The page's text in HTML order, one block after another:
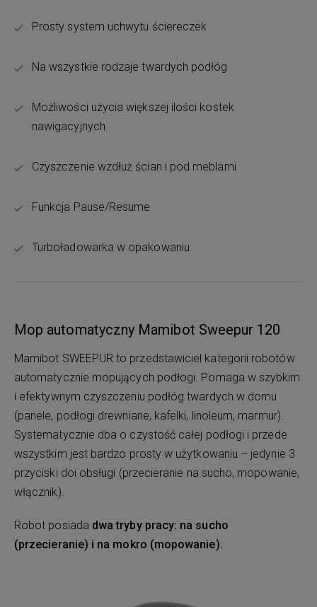
Prosty system uchwytu ściereczek
Na wszystkie rodzaje twardych podłóg
Możliwości użycia większej ilości kostek
nawigacyjnych
Czyszczenie wzdłuż ścian i pod meblami
Funkcja Pause/Resume
Turboładowarka w opakowaniu
Mop automatyczny Mamibot Sweepur 120
Mamibot SWEEPUR to przedstawiciel kategorii robotów
automatycznie mopujących podłogi. Pomaga w szybkim
i efektywnym czyszczeniu podłóg twardych w domu
(panele, podłogi drewniane, kafelki, linoleum, marmur).
Systematycznie dba o czystość całej podłogi i przede
wszystkim jest bardzo prosty w użytkowaniu – jedynie 3
przyciski doi obsługi (przecieranie na sucho, mopowanie,
włącznik).
Robot posiada dwa tryby pracy: na sucho
(przecieranie) i na mokro (mopowanie).